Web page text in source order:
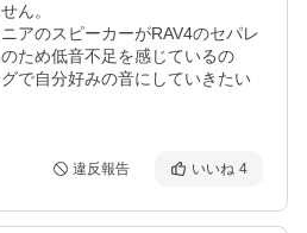
ん。
アのスピーカーがRAV4のセパレ
ため低音不足を感じているの
で自分好みの音にしていきたい
違反報告 いいね 4